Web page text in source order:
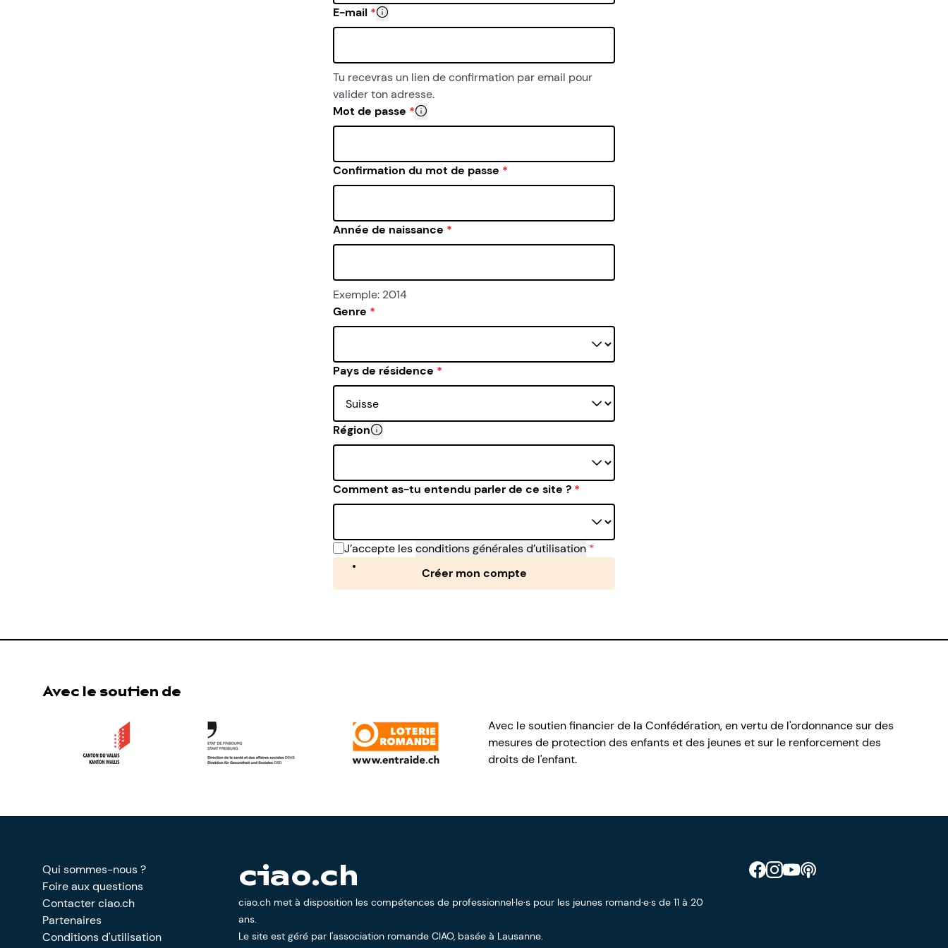
E-mail * Ton adresse email ne sera jamais dévoilée. Elle te servira en cas d'oubli de mot de passe. Tu peux en créer une spéciale
- d’une part ce que tu postes sur les forums et poses comme questions font partie de ton intimité,
- d’autre part, si vous êtes plusieurs sur le même profil, l’équipe CIAO aura des difficultés à te donner des réponses
Tu recevras un lien de confirmation par email pour
valider ton adresse.
Mot de passe * Pour des raisons de sécurité, ton mot de passe doit contenir au moins 6 caractères dont 1 chiffre et 1 caractère
Confirmation du mot de passe *
Année de naissance *
Exemple: 2014
Genre *
Pays de résidence *
Région Il est important de donner la vraie région dans laquelle tu vis pour que l'on puisse répondre au mieux à tes questions, cela
Comment as-tu entendu parler de ce site ? *
J’accepte lesconditions générales d’utilisation *
Créer mon compte
Avec le soutien de
Avec le soutien financier de la Confédération, en vertu de l'ordonnance sur des
mesures de protection des enfants et des jeunes et sur le renforcement des
droits de l'enfant.
Retrouve CIAO sur Facebook
Retrouve CIAO sur Instagram
Retrouve CIAO sur YouTube
Découvre notre podcast
Qui sommes-nous ?
Foire aux questions
Contacter ciao.ch
Partenaires
Conditions d'utilisation
ciao.ch
ciao.ch met à disposition les compétences de professionnel·le·s pour les jeunes romand·e·s de 11 à 20
ans.
Le site est géré par l'association romande CIAO, basée à Lausanne.